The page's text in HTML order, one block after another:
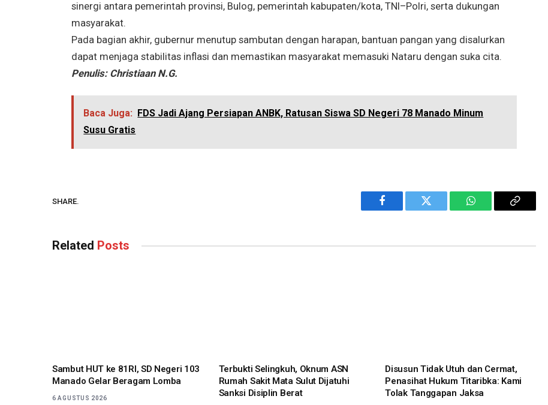
sinergi antara pemerintah provinsi, Bulog, pemerintah kabupaten/kota, TNI–Polri, serta dukungan
masyarakat.
Pada bagian akhir, gubernur menutup sambutan dengan harapan, bantuan pangan yang disalurkan
dapat menjaga stabilitas inflasi dan memastikan masyarakat memasuki Nataru dengan suka cita.
Penulis: Christiaan N.G.
Baca Juga:
FDS Jadi Ajang Persiapan ANBK, Ratusan Siswa SD Negeri 78 Manado Minum
Susu Gratis
SHARE.
Facebook Twitter WhatsAppCopy
Related Posts
Sambut HUT ke 81RI, SD Negeri 103
Manado Gelar Beragam Lomba
6 AGUSTUS 2026
Terbukti Selingkuh, Oknum ASN
Rumah Sakit Mata Sulut Dijatuhi
Sanksi Disiplin Berat
Disusun Tidak Utuh dan Cermat,
Penasihat Hukum Titaribka: Kami
Tolak Tanggapan Jaksa